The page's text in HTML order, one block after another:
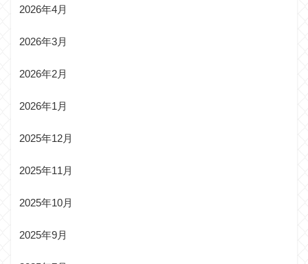
2026年4月
2026年3月
2026年2月
2026年1月
2025年12月
2025年11月
2025年10月
2025年9月